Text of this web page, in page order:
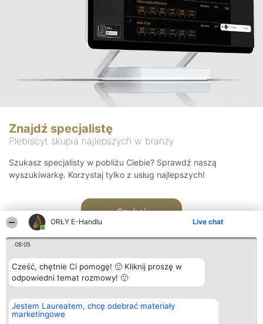
ORŁY E-Handlu Live chat
08:05
Cześć, chętnie Ci pomogę! 🙂 Kliknij proszę w
odpowiedni temat rozmowy! 🙂
Jestem Laureatem, chcę odebrać materiały
marketingowe
Znajdź specjalistę
Plebiscyt skupia najlepszych w branży
Szukasz specjalisty w pobliżu Ciebie? Sprawdź naszą
wyszukiwarkę. Korzystaj tylko z usług najlepszych!
Szukaj
Organizator plebiscytu
Bright Side Solutions sp. z o.
o. sp. k.
Plebiscyt
Laureaci
Kontakt
Kontakt